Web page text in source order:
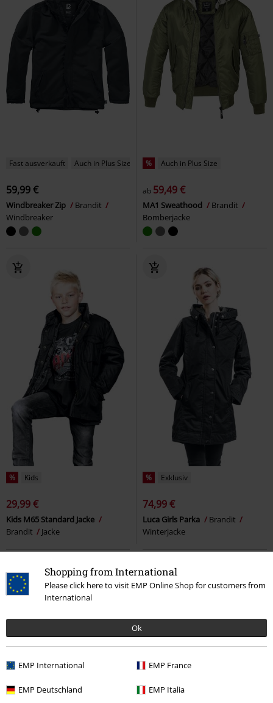
Shopping from International
Please click here to visit EMP Online Shop for customers from
International
Ok
EMP International EMP France
EMP Deutschland EMP Italia
Fast ausverkauft Auch in Plus Size
59,99 €
Windbreaker Zip
Brandit
Windbreaker
% Auch in Plus Size
ab 59,49 €
MA1 Sweathood
Brandit
Bomberjacke
% Kids
29,99 €
Kids M65 Standard Jacke
Brandit
Jacke
% Exklusiv
74,99 €
Luca Girls Parka
Brandit
Winterjacke